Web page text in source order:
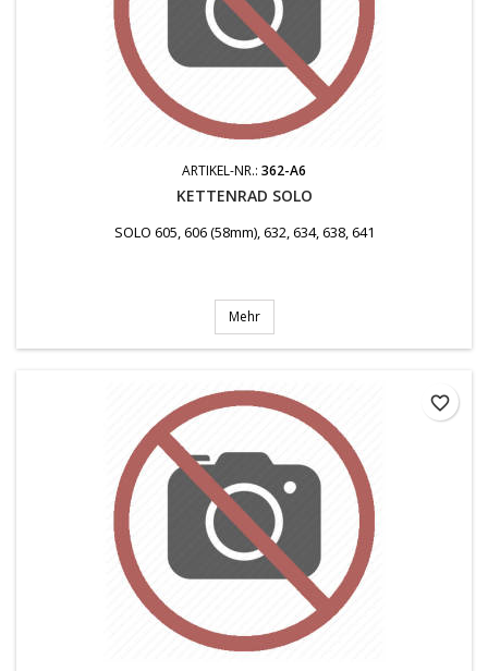
ARTIKEL-NR.: 362-A6
KETTENRAD SOLO
SOLO 605, 606 (58mm), 632, 634, 638, 641
Mehr
favorite_border